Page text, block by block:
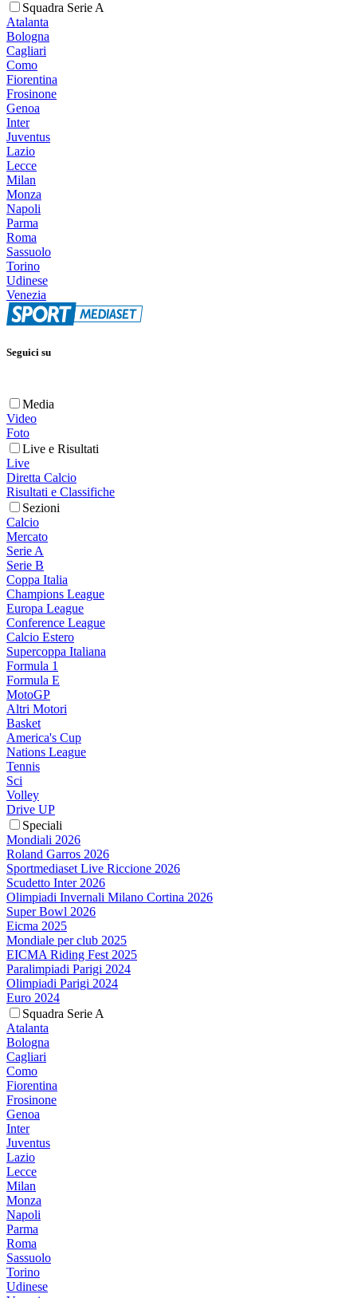
Squadra Serie A
Atalanta
Bologna
Cagliari
Como
Fiorentina
Frosinone
Genoa
Inter
Juventus
Lazio
Lecce
Milan
Monza
Napoli
Parma
Roma
Sassuolo
Torino
Udinese
Venezia
Seguici su
Media
Video
Foto
Live e Risultati
Live
Diretta Calcio
Risultati e Classifiche
Sezioni
Calcio
Mercato
Serie A
Serie B
Coppa Italia
Champions League
Europa League
Conference League
Calcio Estero
Supercoppa Italiana
Formula 1
Formula E
MotoGP
Altri Motori
Basket
America's Cup
Nations League
Tennis
Sci
Volley
Drive UP
Speciali
Mondiali 2026
Roland Garros 2026
Sportmediaset Live Riccione 2026
Scudetto Inter 2026
Olimpiadi Invernali Milano Cortina 2026
Super Bowl 2026
Eicma 2025
Mondiale per club 2025
EICMA Riding Fest 2025
Paralimpiadi Parigi 2024
Olimpiadi Parigi 2024
Euro 2024
Squadra Serie A
Atalanta
Bologna
Cagliari
Como
Fiorentina
Frosinone
Genoa
Inter
Juventus
Lazio
Lecce
Milan
Monza
Napoli
Parma
Roma
Sassuolo
Torino
Udinese